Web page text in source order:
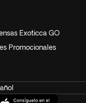
Exoticca GO
Promocionales